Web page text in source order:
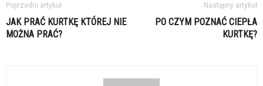
Poprzedni artykuł
JAK PRAĆ KURTKĘ KTÓREJ NIE
MOŻNA PRAĆ?
Następny artykuł
PO CZYM POZNAĆ CIEPŁA
KURTKĘ?